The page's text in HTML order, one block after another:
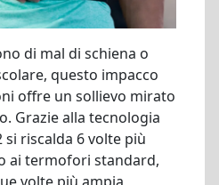
di mal di schiena o
questo impacco
offre un sollievo mirato
Grazie alla tecnologia
si riscalda 6 volte più
ai termofori standard,